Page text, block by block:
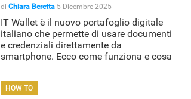
di Chiara Beretta 5 Dicembre 2025
IT Wallet è il nuovo portafoglio digitale
italiano che permette di usare documenti
e credenziali direttamente da
smartphone. Ecco come funziona e cosa
HOW TO